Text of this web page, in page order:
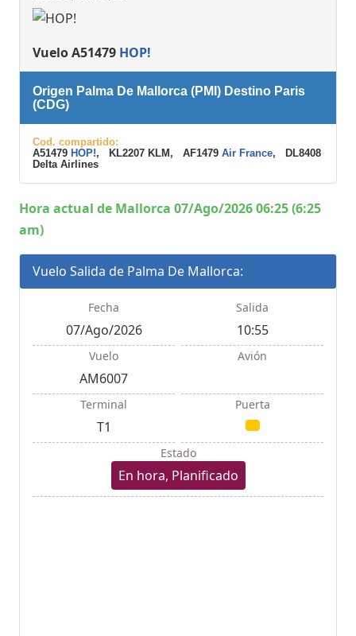
Vuelo A51479 HOP!
Origen Palma De Mallorca (PMI) Destino Paris
(CDG)
Cod. compartido:
A51479 HOP!, KL2207 KLM, AF1479 Air France, DL8408
Delta Airlines
Hora actual de Mallorca 07/Ago/2026 06:25 (6:25
am)
Vuelo Salida de Palma De Mallorca:
Fecha
07/Ago/2026
Salida
10:55
Vuelo
AM6007
Avión
Terminal
T1
Puerta
Estado
En hora, Planificado